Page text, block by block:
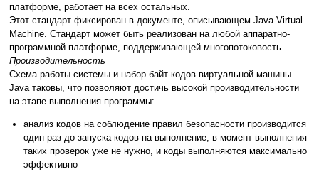
платформе, работает на всех остальных.
Этот стандарт фиксирован в документе, описывающем Java Virtual
Machine. Стандарт может быть реализован на любой аппаратно-
программной платформе, поддерживающей многопотоковость.
Производительность
Схема работы системы и набор байт-кодов виртуальной машины
Java таковы, что позволяют достичь высокой производительности
на этапе выполнения программы:
анализ кодов на соблюдение правил безопасности производится
один раз до запуска кодов на выполнение, в момент выполнения
таких проверок уже не нужно, и коды выполняются максимально
эффективно